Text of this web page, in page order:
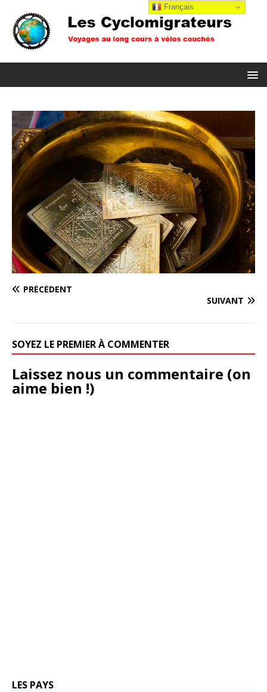
PRÉCÉDENT
SUIVANT
SOYEZ LE PREMIER À COMMENTER
Laissez nous un commentaire (on
aime bien !)
LES PAYS
Français